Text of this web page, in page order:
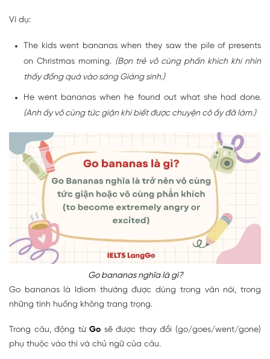
Ví dụ:
The kids went bananas when they saw the pile of presents
on Christmas morning. (Bọn trẻ vô cùng phấn khích khi nhìn
thấy đống quà vào sáng Giáng sinh.)
He went bananas when he found out what she had done.
(Anh ấy vô cùng tức giận khi biết được chuyện cô ấy đã làm.)
Go bananas nghĩa là gì?
Go bananas là Idiom thường được dùng trong văn nói, trong
những tình huống không trang trọng.
Trong câu, động từGo sẽ được thay đổi (go/goes/went/gone)
phụ thuộc vào thì và chủ ngữ của câu.